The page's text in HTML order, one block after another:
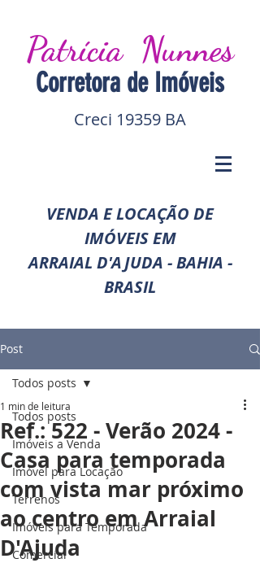
Patrícia Nunnes
Corretora de Imóveis
Creci 19359 BA
VENDA E LOCAÇÃO DE
IMÓVEIS EM
ARRAIAL D'AJUDA - BAHIA -
BRASIL
Post
Todos posts
Imóveis a Venda
Imóvel para Locação
Terrenos
Imóveis para Temporada
Comercial
Todos posts
Ref.: 522 - Verão 2024 -
Casa para temporada
com vista mar próximo
ao centro em Arraial
D'Ajuda
1 min de leitura